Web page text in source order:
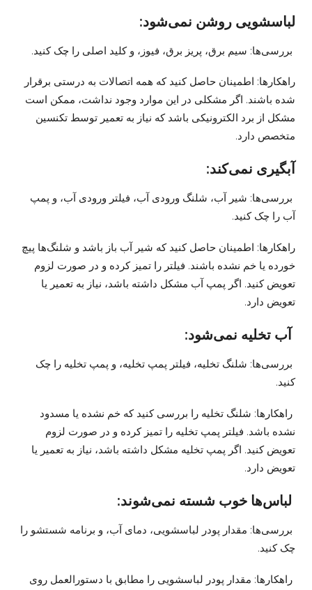
لباسشویی روشن نمی‌شود:
بررسی‌ها: سیم برق، پریز برق، فیوز، و کلید اصلی را چک کنید.
راهکارها: اطمینان حاصل کنید که همه اتصالات به درستی برقرار
شده باشند. اگر مشکلی در این موارد وجود نداشت، ممکن است
مشکل از برد الکترونیکی باشد که نیاز به تعمیر توسط تکنسین
متخصص دارد.
آبگیری نمی‌کند:
بررسی‌ها: شیر آب، شلنگ ورودی آب، فیلتر ورودی آب، و پمپ
آب را چک کنید.
راهکارها: اطمینان حاصل کنید که شیر آب باز باشد و شلنگ‌ها پیچ
خورده یا خم نشده باشند. فیلتر را تمیز کرده و در صورت لزوم
تعویض کنید. اگر پمپ آب مشکل داشته باشد، نیاز به تعمیر یا
تعویض دارد.
آب تخلیه نمی‌شود:
بررسی‌ها: شلنگ تخلیه، فیلتر پمپ تخلیه، و پمپ تخلیه را چک
کنید.
راهکارها: شلنگ تخلیه را بررسی کنید که خم نشده یا مسدود
نشده باشد. فیلتر پمپ تخلیه را تمیز کرده و در صورت لزوم
تعویض کنید. اگر پمپ تخلیه مشکل داشته باشد، نیاز به تعمیر یا
تعویض دارد.
لباس‌ها خوب شسته نمی‌شوند:
بررسی‌ها: مقدار پودر لباسشویی، دمای آب، و برنامه شستشو را
چک کنید.
راهکارها: مقدار پودر لباسشویی را مطابق با دستورالعمل روی